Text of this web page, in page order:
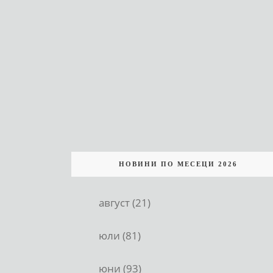
НОВИНИ ПО МЕСЕЦИ 2026
август (21)
юли (81)
юни (93)